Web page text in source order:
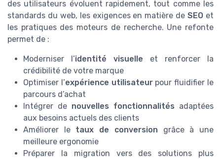
des utilisateurs évoluent rapidement, tout comme les
standards du web, les exigences en matière deSEO et
les pratiques des moteurs de recherche. Une refonte
permet de :
Moderniser l’identité visuelle et renforcer la
crédibilité de votre marque
Optimiser l’expérience utilisateurpour fluidifier le
parcours d’achat
Intégrer de nouvelles fonctionnalités adaptées
aux besoins actuels des clients
Améliorer le taux de conversion grâce à une
meilleure ergonomie
Préparer la migration vers des solutions plus